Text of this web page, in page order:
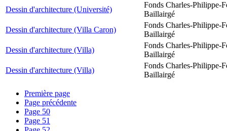
Dessin d'architecture (Université)
Fonds Charles-Philippe-
Baillairgé
Dessin d'architecture (Villa Caron)
Fonds Charles-Philippe-
Baillairgé
Dessin d'architecture (Villa)
Fonds Charles-Philippe-
Baillairgé
Dessin d'architecture (Villa)
Fonds Charles-Philippe-
Baillairgé
Première page
Page précédente
Page 50
Page 51